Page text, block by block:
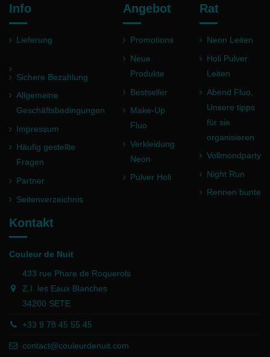
Info
Lieferung
Sichere Bezahlung
Allgemeine
Geschäftsbedingungen
Impressum
Häufig gestellte
Fragen
Partner
Seitenverzeichnis
Angebot
Promotions
Neue
Produkte
Bestseller
Make-Up
Fluo
Verkleidung
Neon
Pulver Holi
Rat
Neon Leiten
Holi Pulver
Leiten
Abend Fluo,
Unsere tipps
für sie
organisieren
Vollmondparty
Night Run
Rennen bunte
Kontakt
Couleur de Nuit
433 rue Phare de Roquerols
Z.I. les Eaux Blanches
34200 SETE
+33 9 78 45 55 45
contact@couleurdenuit.com